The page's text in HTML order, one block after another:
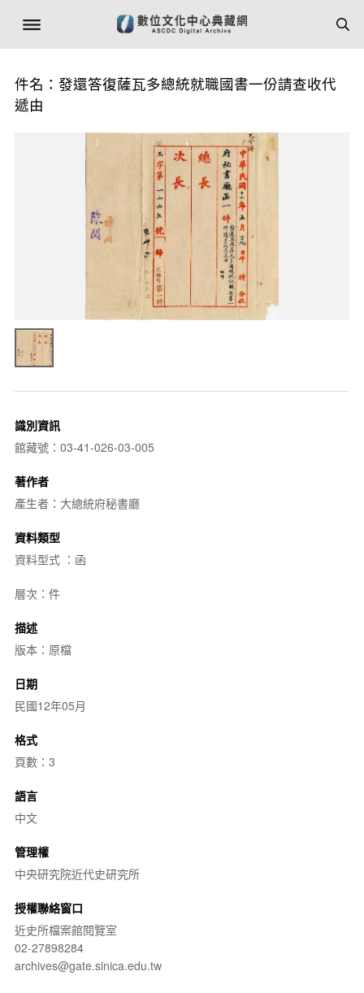
件名：發還答復薩瓦多總統就職國書一份請查收代
遞由
識別資訊
館藏號：03-41-026-03-005
著作者
產生者：大總統府秘書廳
資料類型
資料型式 ：函
層次：件
描述
版本：原檔
日期
民國12年05月
格式
頁數：3
語言
中文
管理權
中央研究院近代史研究所
授權聯絡窗口
近史所檔案館閱覽室
02-27898284
archives@gate.sinica.edu.tw